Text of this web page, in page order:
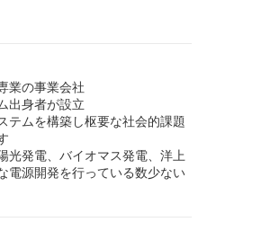
業の事業会社
出身者が設立
テムを構築し枢要な社会的課題
光発電、バイオマス発電、洋上
電源開発を行っている数少ない